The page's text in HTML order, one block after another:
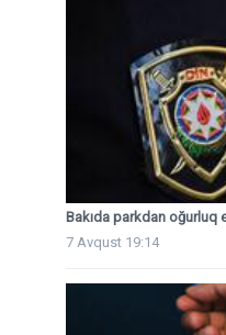
Bakıda parkdan oğurluq
7 Avqust 19:14